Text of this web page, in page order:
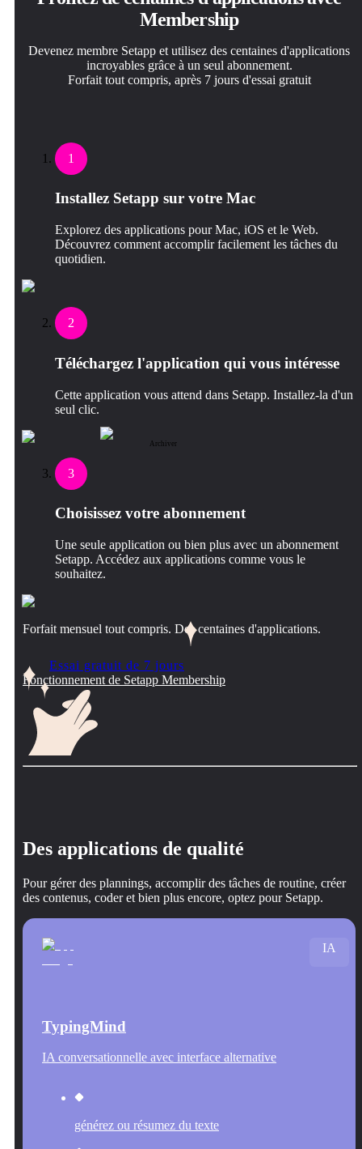
Membership
Devenez membre Setapp et utilisez des centaines d'applications
incroyables grâce à un seul abonnement.
Forfait tout compris, après 7 jours d'essai gratuit
1
Installez Setapp sur votre Mac
Explorez des applications pour Mac, iOS et le Web.
Découvrez comment accomplir facilement les tâches du
quotidien.
2
Téléchargez l'application qui vous intéresse
Cette application vous attend dans Setapp. Installez-la d'un
seul clic.
Archiver
3
Choisissez votre abonnement
Une seule application ou bien plus avec un abonnement
Setapp. Accédez aux applications comme vous le
souhaitez.
Forfait mensuel tout compris. Des centaines d'applications.
Essai gratuit de 7 jours
Fonctionnement de Setapp Membership
Des applications de qualité
Pour gérer des plannings, accomplir des tâches de routine, créer
des contenus, coder et bien plus encore, optez pour Setapp.
TypingMind
IA conversationnelle avec interface alternative
générez ou résumez du texte
IA